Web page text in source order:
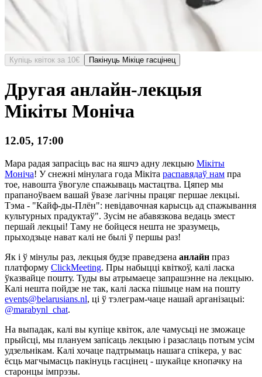
Купіць квіток за 10€ Пакінуць Мікіцe гасцінец
Другая анлайн-лекцыя
Мікіты Моніча
12.05, 17:00
Мара радая запрасіць вас на яшчэ адну лекцыю Мікіты
Моніча! У снежні мінулага года Мікіта распавядаў нам пра
тое, навошта ўвогуле спажываць мастацтва. Цяпер мы
прапаноўваем вашай ўвазе лагічны працяг першае лекцыі.
Тэма - "Кайф-ды-Плён": невідавочная карысць ад спажывання
культурных прадуктаў". Зусім не абавязкова ведаць змест
першай лекцыі! Таму не бойцеся нешта не зразумець,
прыходзьце нават калі не былі ў першы раз!
Як і ў мінулы раз, лекцыя будзе праведзена анлайн праз
платформу ClickMeeting. Пры набыцці квіткоў, калі ласка
ўказвайце пошту. Туды вы атрымаеце запрашэнне на лекцыю.
Калі нешта пойдзе не так, калі ласка пішыце нам на пошту
events@belarusians.nl, ці ў тэлеграм-чаце нашай арганізацыі:
@marabynl_chat.
На выпадак, калі вы купіце квіток, але чамусьці не зможаце
прыйсці, мы плануем запісаць лекцыю і разаслаць потым усім
удзельнікам. Калі хочаце падтрымаць нашага спікера, у вас
ёсць магчымасць пакінуць гасцінец - шукайце кнопачку на
старонцы імпрэзы.